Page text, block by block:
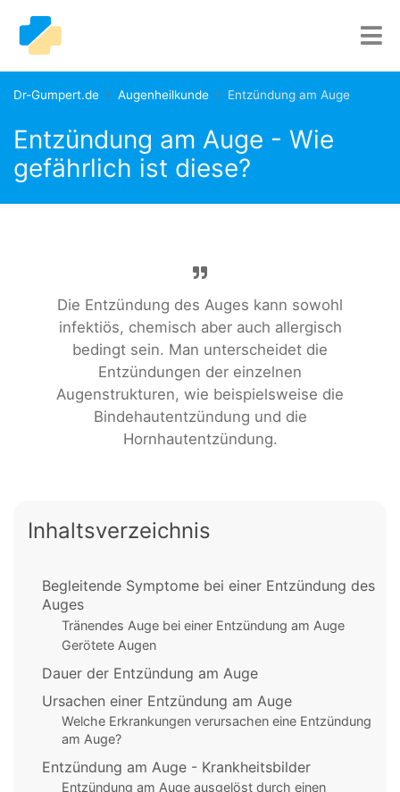
Dr-Gumpert.de Augenheilkunde Entzündung am Auge
Entzündung am Auge - Wie
gefährlich ist diese?
Die Entzündung des Auges kann sowohl
infektiös, chemisch aber auch allergisch
bedingt sein. Man unterscheidet die
Entzündungen der einzelnen
Augenstrukturen, wie beispielsweise die
Bindehautentzündung und die
Hornhautentzündung.
Inhaltsverzeichnis
Begleitende Symptome bei einer Entzündung des
Auges
Tränendes Auge bei einer Entzündung am Auge
Gerötete Augen
Dauer der Entzündung am Auge
Ursachen einer Entzündung am Auge
Welche Erkrankungen verursachen eine Entzündung
am Auge?
Entzündung am Auge - Krankheitsbilder
Entzündung am Auge ausgelöst durch einen